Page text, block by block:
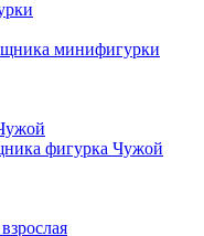
минифигурки
фигурка Чужой